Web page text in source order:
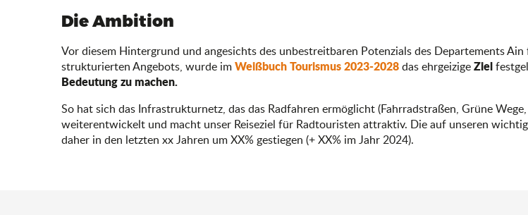
Die Ambition
Vor diesem Hintergrund und angesichts des unbestreitbaren Potenzials des Departements
strukturierten Angebots, wurde imWeißbuch Tourismus 2023-2028das ehrgeizigeZiel
Bedeutung zu machen.
So hat sich das Infrastrukturnetz, das das Radfahren ermöglicht (Fahrradstraßen, Grüne
weiterentwickelt und macht unser Reiseziel für Radtouristen attraktiv. Die auf unseren
daher in den letzten xx Jahren um XX% gestiegen (+ XX% im Jahr 2024).